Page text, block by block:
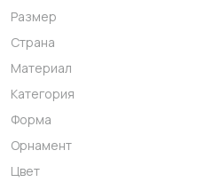
Размер
Страна
Материал
Категория
Форма
Орнамент
Цвет